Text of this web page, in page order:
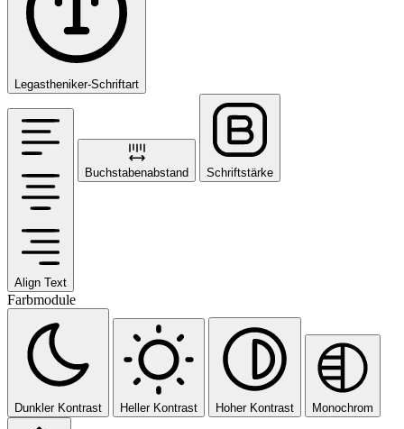
Legastheniker-Schriftart
Align Text
Buchstabenabstand Schriftstärke
Farbmodule
Dunkler Kontrast Heller Kontrast Hoher Kontrast Monochrom